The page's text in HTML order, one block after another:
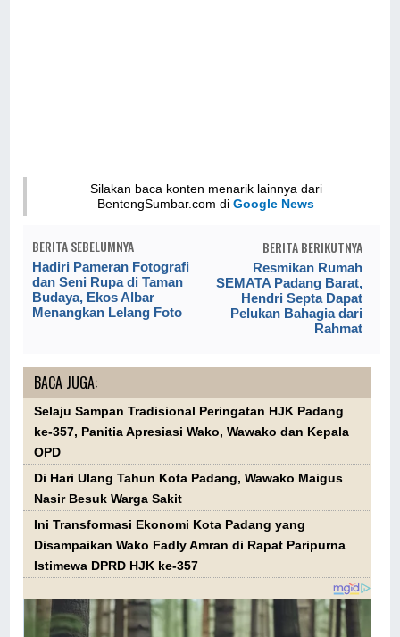
Silakan baca konten menarik lainnya dari
BentengSumbar.com diGoogle News
BERITA SEBELUMNYA
Hadiri Pameran Fotografi
dan Seni Rupa di Taman
Budaya, Ekos Albar
Menangkan Lelang Foto
BERITA BERIKUTNYA
Resmikan Rumah
SEMATA Padang Barat,
Hendri Septa Dapat
Pelukan Bahagia dari
Rahmat
BACA JUGA:
Selaju Sampan Tradisional Peringatan HJK Padang
ke-357, Panitia Apresiasi Wako, Wawako dan Kepala
OPD
Di Hari Ulang Tahun Kota Padang, Wawako Maigus
Nasir Besuk Warga Sakit
Ini Transformasi Ekonomi Kota Padang yang
Disampaikan Wako Fadly Amran di Rapat Paripurna
Istimewa DPRD HJK ke-357